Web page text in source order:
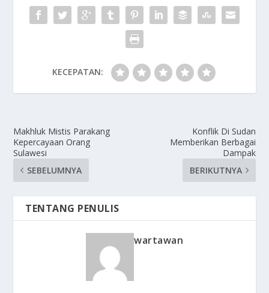
KECEPATAN:
Makhluk Mistis Parakang
Kepercayaan Orang
Sulawesi
SEBELUMNYA
Konflik Di Sudan
Memberikan Berbagai
Dampak
BERIKUTNYA
TENTANG PENULIS
wartawan